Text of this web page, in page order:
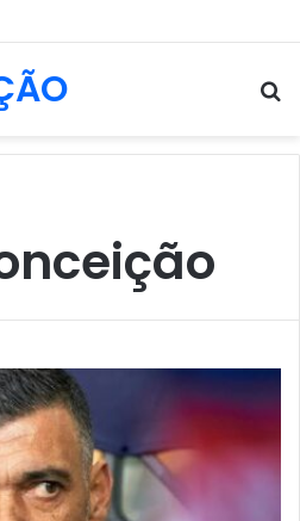
Douro no Porto